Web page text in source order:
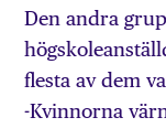
Den andra
flesta av dem
-Kvinnorna